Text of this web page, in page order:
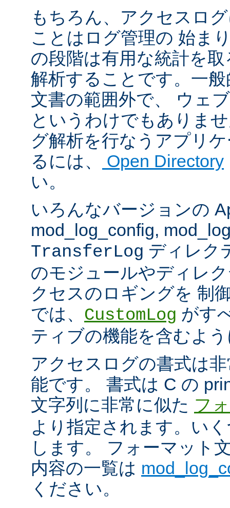
もちろん、アクセスロ
ことはログ管理の 始ま
の段階は有用な統計を
解析することです。一
文書の範囲外で、 ウェ
というわけでもありま
グ解析を行なうアプリ
るには、
Open Directory
い。
いろんなバージョンの
mod_log_config,
TransferLog ディレク
のモジュールやディレ
クセスのロギングを 制
では、 CustomLog がす
ティブの機能を含むよ
アクセスログの書式は
能です。 書式は C の
文字列に非常に似た フ
より指定されます。い
します。 フォーマット
内容の一覧は
ください。